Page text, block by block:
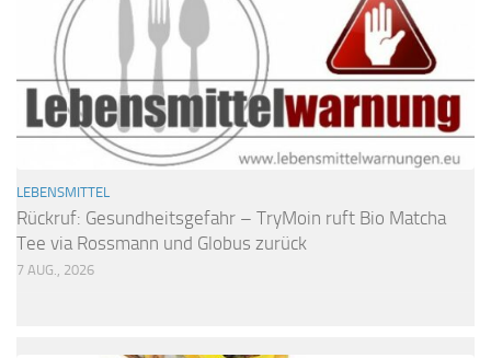
LEBENSMITTEL
Rückruf: Gesundheitsgefahr – TryMoin ruft Bio Matcha
Tee via Rossmann und Globus zurück
7 AUG., 2026